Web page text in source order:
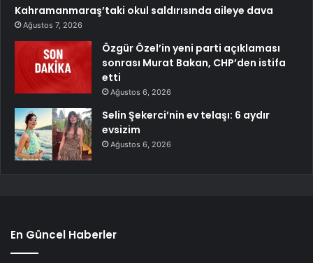
Kahramanmaraş’taki okul saldırısında aileye dava
Ağustos 7, 2026
Özgür Özel’in yeni parti açıklaması
sonrası Murat Bakan, CHP’den istifa
etti
Ağustos 6, 2026
Selin Şekerci’nin ev telaşı: 6 aydır
evsizim
Ağustos 6, 2026
En Güncel Haberler